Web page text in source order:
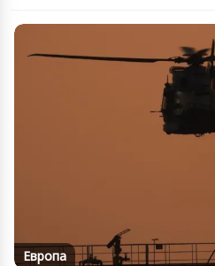
Европа